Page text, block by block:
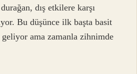
dış etkilere karşı
Bu düşünce ilk başta basit
ama zamanla zihnimde